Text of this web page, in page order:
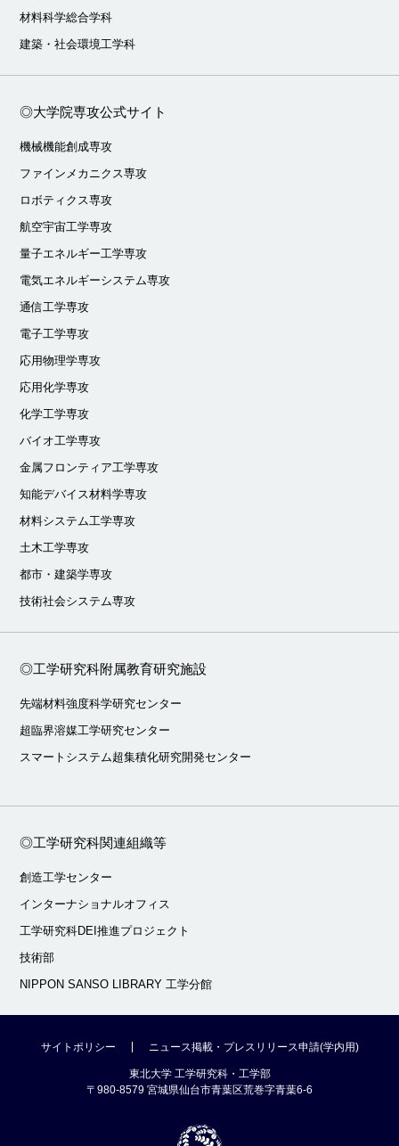
材料科学総合学科
建築・社会環境工学科
◎大学院専攻公式サイト
機械機能創成専攻
ファインメカニクス専攻
ロボティクス専攻
航空宇宙工学専攻
量子エネルギー工学専攻
電気エネルギーシステム専攻
通信工学専攻
電子工学専攻
応用物理学専攻
応用化学専攻
化学工学専攻
バイオ工学専攻
金属フロンティア工学専攻
知能デバイス材料学専攻
材料システム工学専攻
土木工学専攻
都市・建築学専攻
技術社会システム専攻
◎工学研究科附属教育研究施設
先端材料強度科学研究センター
超臨界溶媒工学研究センター
スマートシステム超集積化研究開発センター
◎工学研究科関連組織等
創造工学センター
インターナショナルオフィス
工学研究科DEI推進プロジェクト
技術部
NIPPON SANSO LIBRARY 工学分館
サイトポリシー ニュース掲載・プレスリリース申請(学内用)
東北大学 工学研究科・工学部
〒980-8579 宮城県仙台市青葉区荒巻字青葉6-6